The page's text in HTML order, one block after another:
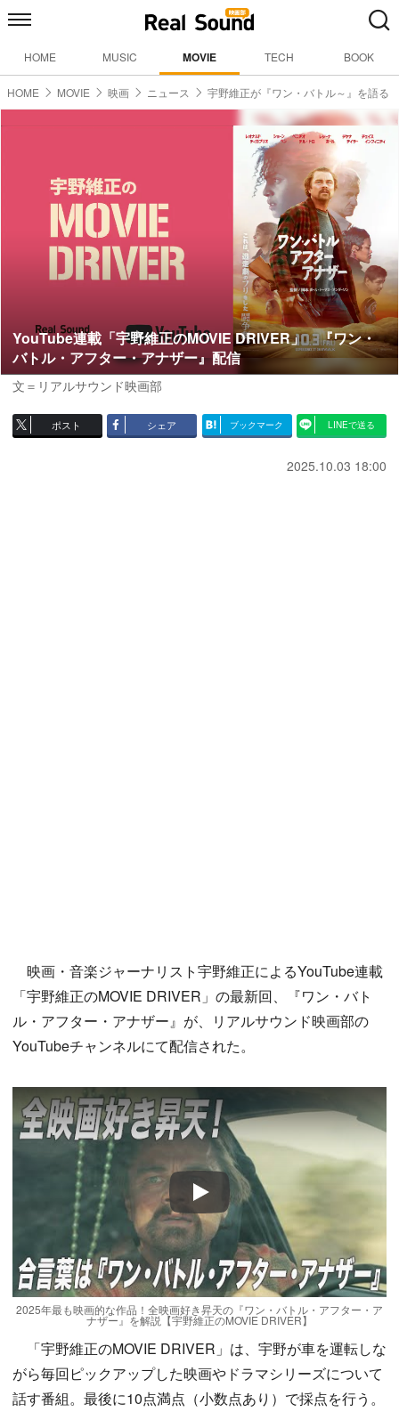
HOME MUSIC MOVIE TECH BOOK
HOME MOVIE 映画 ニュース 宇野維正が『ワン・バトル～』を語る
YouTube連載「宇野維正のMOVIE DRIVER」 『ワン・
バトル・アフター・アナザー』配信
文＝リアルサウンド映画部
ポスト シェア ブックマーク LINEで送る
2025.10.03 18:00
映画・音楽ジャーナリスト宇野維正によるYouTube連載
「宇野維正のMOVIE DRIVER」の最新回、『ワン・バト
ル・アフター・アナザー』が、リアルサウンド映画部の
YouTubeチャンネルにて配信された。
Play
2025年最も映画的な作品！全映画好き昇天の『ワン・バトル・アフター・ア
ナザー』を解説【宇野維正のMOVIE DRIVER】
「宇野維正のMOVIE DRIVER」は、宇野が車を運転しな
がら毎回ピックアップした映画やドラマシリーズについて
話す番組。最後に10点満点（小数点あり）で採点を行う。